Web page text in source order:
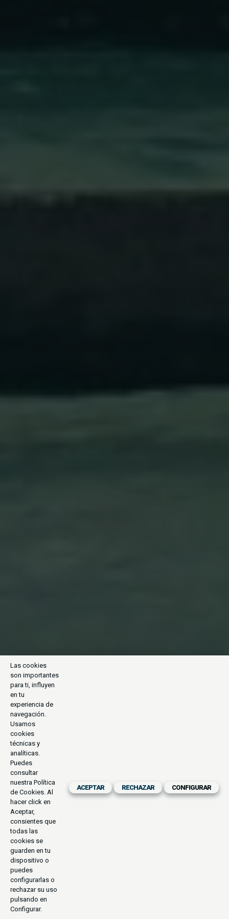
Las cookies
son importantes
para ti, influyen
en tu
experiencia de
navegación.
Usamos
cookies
técnicas y
analíticas.
Puedes
consultar
nuestra Política
de Cookies. Al
hacer click en
Aceptar,
consientes que
todas las
cookies se
guarden en tu
dispositivo o
puedes
configurarlas o
rechazar su uso
pulsando en
Configurar.
ACEPTAR RECHAZAR CONFIGURAR